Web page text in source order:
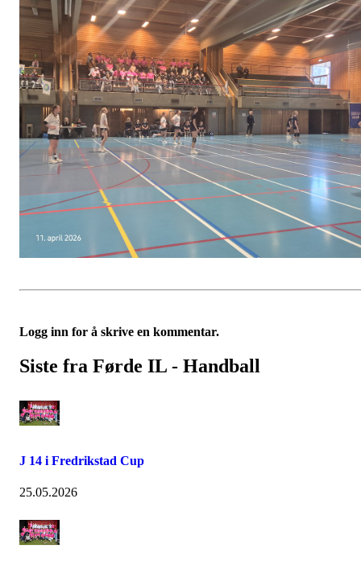
Logg inn for å skrive en kommentar.
Siste fra Førde IL - Handball
J 14 i Fredrikstad Cup
25.05.2026